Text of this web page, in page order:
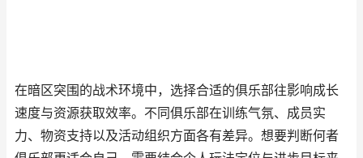
在暗区突围的战术环境中，选择合适的俱乐部往影响成长
速度与资源获取效率。不同俱乐部在训练气氛、成员实
力、物资支持以及活动组织方面各有差异。想要判断何者